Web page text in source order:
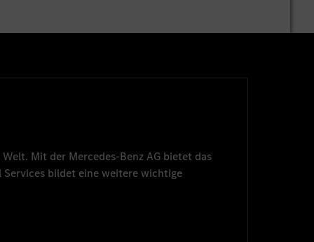
Mit der Mercedes-Benz AG bietet das
Services bildet eine weitere wichtige